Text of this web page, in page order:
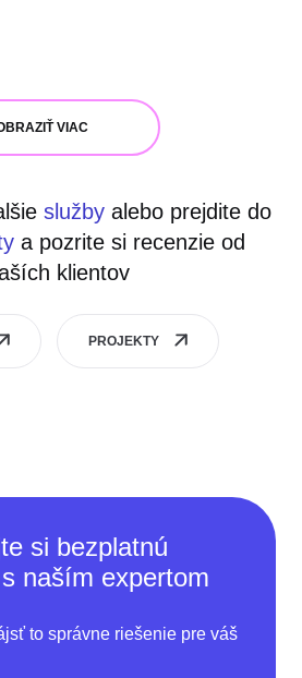
VIAC
službyalebo prejdite do
a pozrite si recenzie od
klientov
PROJEKTY
si bezplatnú
naším expertom
to správne riešenie pre váš